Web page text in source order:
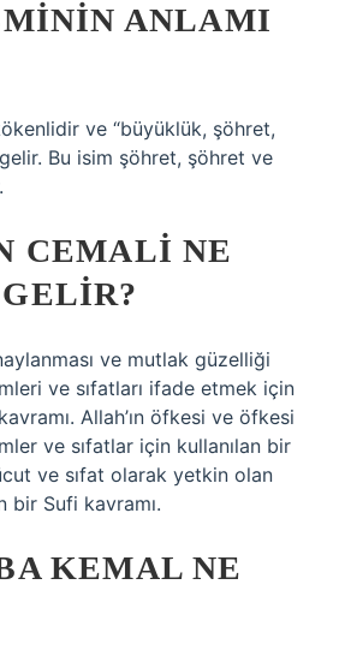
ANLAMI
ve “büyüklük, şöhret,
Bu isim şöhret, şöhret ve
CEMALI NE
ve mutlak güzelliği
ve sıfatları ifade etmek için
Allah’ın öfkesi ve öfkesi
ve sıfatlar için kullanılan bir
ve sıfat olarak yetkin olan
bir Sufi kavramı.
KEMAL NE